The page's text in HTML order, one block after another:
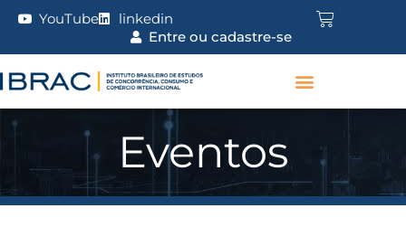
YouTube
linkedin
Entre ou cadastre-se
Eventos